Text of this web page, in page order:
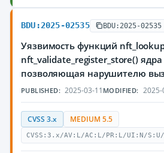
BDU:2025-02535 BDU:2025-02535
Уязвимость функций
nft_validate_register_store()
позволяющая нарушителю
PUBLISHED: 2025-03-11 MODIFIED: 2025-
CVSS 3.x MEDIUM 5.5
CVSS:3.x/AV:L/AC:L/PR:L/UI:N/